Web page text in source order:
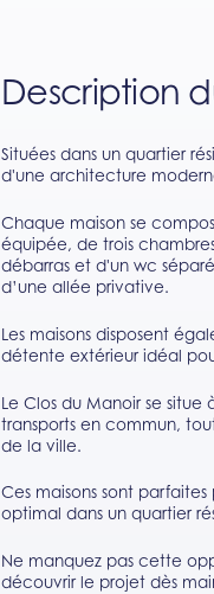
Description
Situées dans un quartier
d'une architecture
Chaque maison se
équipée, de trois
débarras et d'un wc
d’une allée privative.
Les maisons disposent
détente extérieur idéal
Le Clos du Manoir se
transports en commun,
de la ville.
Ces maisons sont
optimal dans un quartier
Ne manquez pas cette
découvrir le projet dès